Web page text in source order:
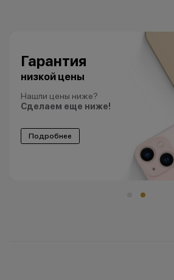
Гарантия
низкой цены
Нашли цены ниже?
Сделаем еще ниже!
Подробнее